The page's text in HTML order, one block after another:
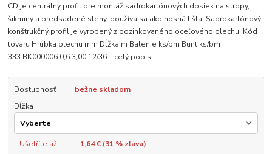
CD je centrálny profil pre montáž sadrokartónových dosiek na stropy,
šikminy a predsadené steny, používa sa ako nosná lišta. Sadrokartónový
konštrukčný profil je vyrobený z pozinkovaného oceľového plechu. Kód
tovaru Hrúbka plechu mm Dĺžka m Balenie ks/bm Bunt ks/bm
333.BK000006 0,6 3,00 12/36... celý popis
Dostupnosť
bežne skladom
Dĺžka
Ušetříte až 1,64 € (31 % zľava)